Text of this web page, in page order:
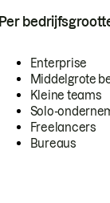
Per
Enterprise
Middelgrote
Kleine teams
Solo-
Freelancers
Bureaus